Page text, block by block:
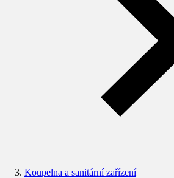
Koupelna a sanitární zařízení